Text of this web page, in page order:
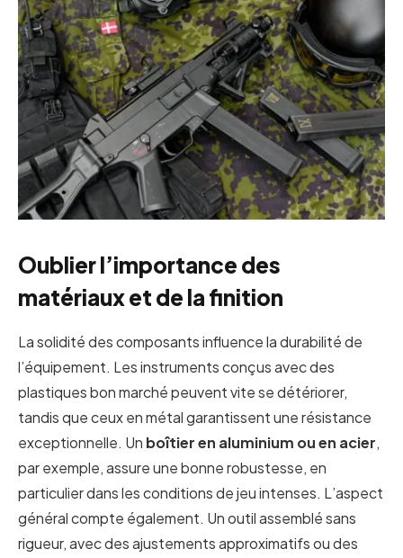
Oublier l’importance des
matériaux et de la finition
La solidité des composants influence la durabilité de
l’équipement. Les instruments conçus avec des
plastiques bon marché peuvent vite se détériorer,
tandis que ceux en métal garantissent une résistance
exceptionnelle. Un boîtier en aluminium ou en acier,
par exemple, assure une bonne robustesse, en
particulier dans les conditions de jeu intenses. L’aspect
général compte également. Un outil assemblé sans
rigueur, avec des ajustements approximatifs ou des